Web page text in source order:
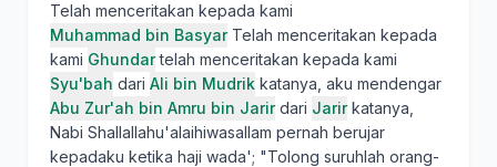
Telah menceritakan kepada kami
Muhammad bin BasyarTelah menceritakan kepada
kami Ghundartelah menceritakan kepada kami
Syu'bah dari Ali bin Mudrik katanya, aku mendengar
Abu Zur'ah bin Amru bin Jarirdari Jarirkatanya,
Nabi Shallallahu'alaihiwasallam pernah berujar
kepadaku ketika haji wada'; "Tolong suruhlah orang-